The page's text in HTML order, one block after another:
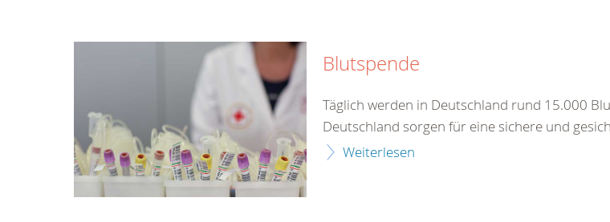
Blutspende
Täglich werden in Deutschland rund 15.000
Deutschland sorgen für eine sichere und
Weiterlesen